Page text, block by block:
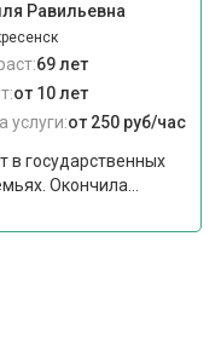
Равильевна
69 лет
от 10 лет
услуги:от 250 руб/час
в государственных
Окончила...